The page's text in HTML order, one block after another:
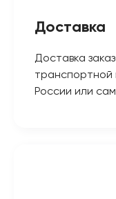
Доставка
Доставка
транспортной
России или